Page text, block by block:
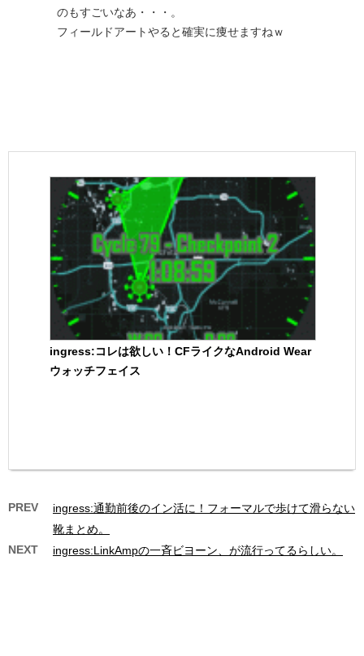
のもすごいなあ・・・。
フィールドアートやると確実に痩せますねｗ
ingress:コレは欲しい！CFライクなAndroid Wear
ウォッチフェイス
PREV
ingress:通勤前後のイン活に！フォーマルで歩けて滑らない
靴まとめ。
NEXT
ingress:LinkAmpの一斉ビヨーン、が流行ってるらしい。